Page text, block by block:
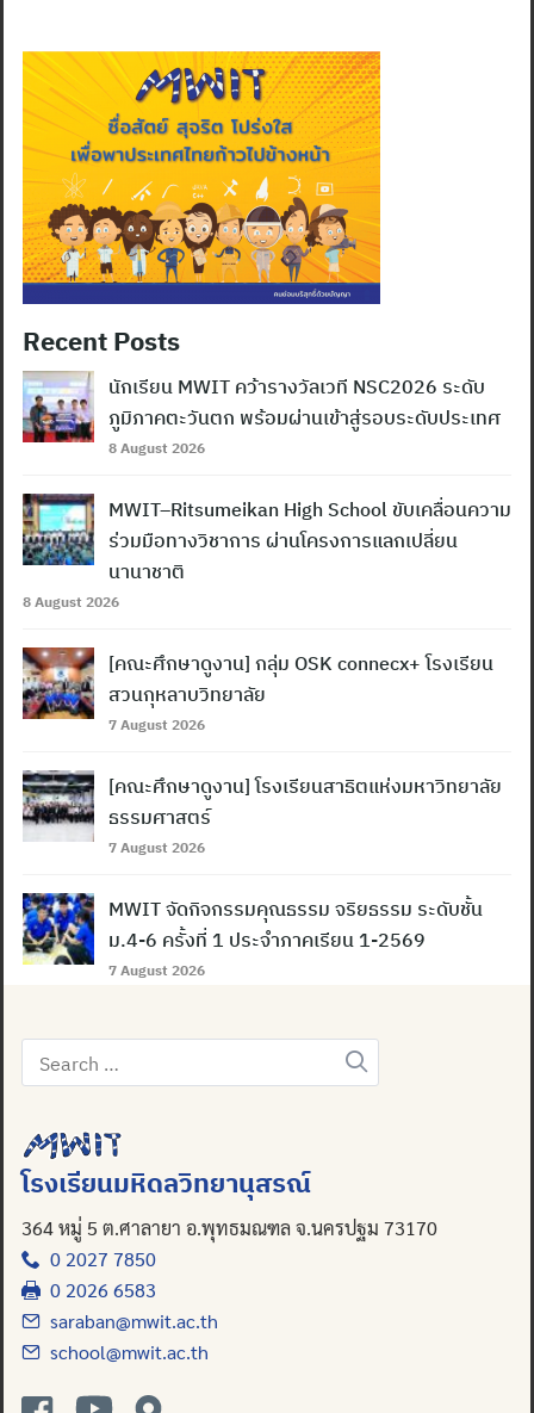
Recent Posts
นักเรียน MWIT คว้ารางวัลเวที NSC2026 ระดับ
ภูมิภาคตะวันตก พร้อมผ่านเข้าสู่รอบระดับประเทศ
8 August 2026
MWIT–Ritsumeikan High School ขับเคลื่อนความ
ร่วมมือทางวิชาการ ผ่านโครงการแลกเปลี่ยน
นานาชาติ
8 August 2026
[คณะศึกษาดูงาน] กลุ่ม OSK connecx+ โรงเรียน
สวนกุหลาบวิทยาลัย
7 August 2026
[คณะศึกษาดูงาน] โรงเรียนสาธิตแห่งมหาวิทยาลัย
ธรรมศาสตร์
7 August 2026
MWIT จัดกิจกรรมคุณธรรม จริยธรรม ระดับชั้น
ม.4-6 ครั้งที่ 1 ประจำภาคเรียน 1-2569
7 August 2026
Search
for:
โรงเรียนมหิดลวิทยานุสรณ์
364 หมู่ 5 ต.ศาลายา อ.พุทธมณฑล จ.นครปฐม 73170
0 2027 7850
0 2026 6583
saraban@mwit.ac.th
school@mwit.ac.th